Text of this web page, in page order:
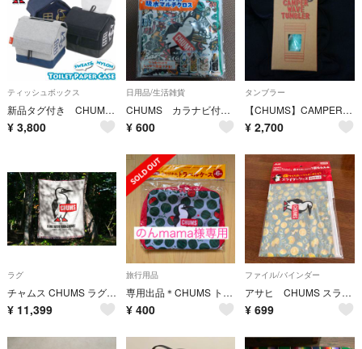
ティッシュボックス
新品タグ付き CHUMS チャムス トイレットペーパーケース 定価5390円
¥ 3,800
日用品/生活雑貨
CHUMS カラナビ付き 吸水マルチクロス
¥ 600
タンブラー
【CHUMS】CAMPER WAVE TUMBLERと【キュオ】タンブラー
¥ 2,700
ラグ
チャムス CHUMS ラグ 限定品 カーペット じゅうたん 絨毯
¥ 11,399
旅行用品
専用出品＊CHUMS トラベルケース
¥ 400
ファイル/バインダー
アサヒ CHUMS スライダーケース 2点セット A4
¥ 699